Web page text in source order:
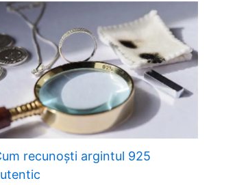
recunoști argintul 925